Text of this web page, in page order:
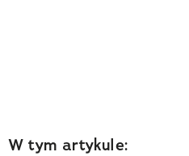
W tym artykule: